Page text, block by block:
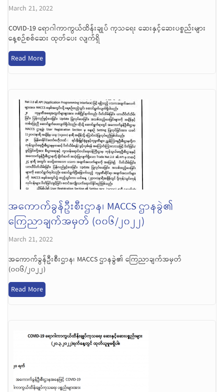
March 21, 2022
COVID-19 ရောဂါကာကွယ်ထိန်းချုပ် ကုသရေး ဆေးနှင့်ဆေးပစ္စည်းများ
နေ့စဉ်စစ်ဆေး ထုတ်ပေး လျက်ရှိ
Read More
အကောက်ခွန်ဦးစီးဌာန၊ MACCS ဌာနခွဲ၏
ကြေညာချက်အမှတ် (၀၀၆/၂၀၂၂)
March 21, 2022
အကောက်ခွန်ဦးစီးဌာန၊ MACCS ဌာနခွဲ၏ ကြေညာချက်အမှတ်
(၀၀၆/၂၀၂၂)
Read More